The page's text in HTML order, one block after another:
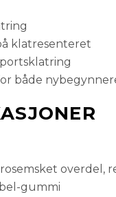
41
klatresenteret
både
overdel,
gummi